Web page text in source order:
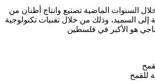
السنوات الماضية تصنيع وانتاج أطنان من
إلى السميد، وذلك من خلال تقنيات تكنولوجية
هو الأكبر في فلسطين
للقمح